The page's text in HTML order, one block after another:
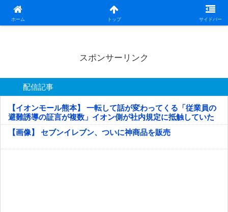
ホーム トップ サイドバー
日本第一！ニュース録
スポンサーリンク
配信記事
【イオンモール熊本】 一転して話が変わってくる「従業員の
避難誘導の証言が複数」イオン側が社内規定に抵触していた
疑い
【画像】 セブンイレブン、ついに神商品を販売